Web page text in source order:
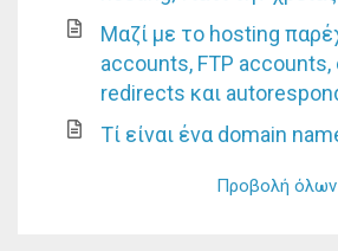
Μαζί με το hosting
accounts, FTP accounts,
redirects και
Τί είναι ένα domain
Προβολή όλων